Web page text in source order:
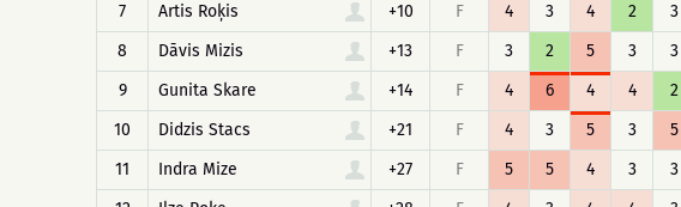
7
Artis Roķis +10 F 4 3 4 2 3
8
Dāvis Mizis +13 F 3 2 5 3 3
9
Gunita Skare +14 F 4 6 4 4 2
10
Didzis Stacs +21 F 4 3 5 3 5
11
Indra Mize +27 F 5 5 4 3 3